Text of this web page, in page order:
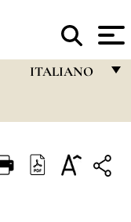
ITALIANO
ITALIANO